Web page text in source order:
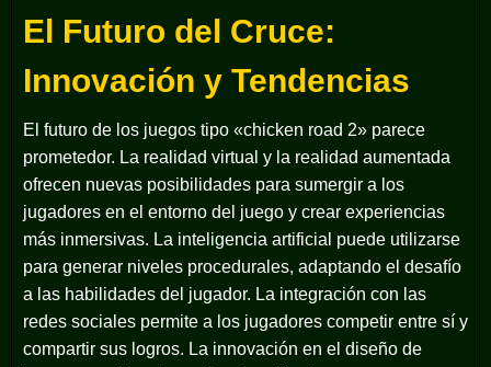
El Futuro del Cruce:
Innovación y Tendencias
El futuro de los juegos tipo «chicken road 2» parece
prometedor. La realidad virtual y la realidad aumentada
ofrecen nuevas posibilidades para sumergir a los
jugadores en el entorno del juego y crear experiencias
más inmersivas. La inteligencia artificial puede utilizarse
para generar niveles procedurales, adaptando el desafío
a las habilidades del jugador. La integración con las
redes sociales permite a los jugadores competir entre sí y
compartir sus logros. La innovación en el diseño de